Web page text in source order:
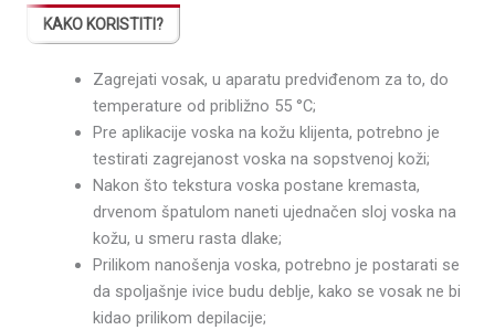
KAKO KORISTITI?
Zagrejati vosak, u aparatu predviđenom za to, do
temperature od približno 55 °C;
Pre aplikacije voska na kožu klijenta, potrebno je
testirati zagrejanost voska na sopstvenoj koži;
Nakon što tekstura voska postane kremasta,
drvenom špatulom naneti ujednačen sloj voska na
kožu, u smeru rasta dlake;
Prilikom nanošenja voska, potrebno je postarati se
da spoljašnje ivice budu deblje, kako se vosak ne bi
kidao prilikom depilacije;